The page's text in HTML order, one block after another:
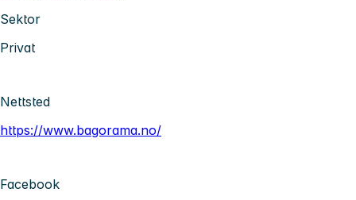
Sektor
Privat
Nettsted
https://www.bagorama.no/
Facebook